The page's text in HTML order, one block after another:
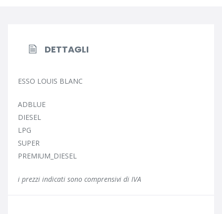
DETTAGLI
ESSO LOUIS BLANC
ADBLUE
DIESEL
LPG
SUPER
PREMIUM_DIESEL
i prezzi indicati sono comprensivi di IVA